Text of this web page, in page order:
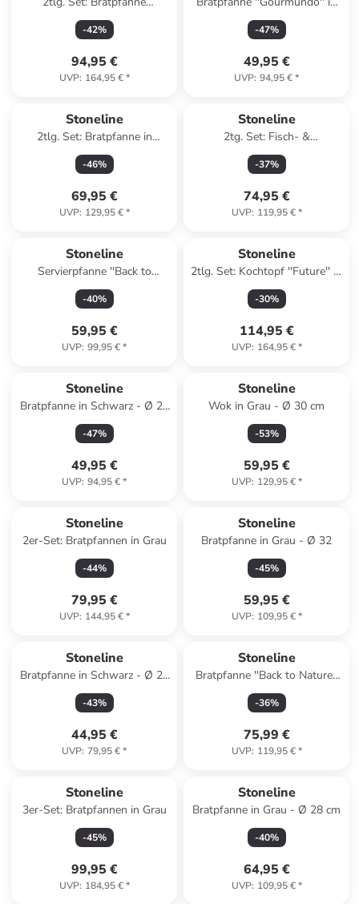
''SmellWell'' in Grau - Ø 24
cm
-42%
94,95 €
UVP: 164,95 €*
Schwarz - Ø 28 cm
-47%
49,95 €
UVP: 94,95 €*
Stoneline
2tlg. Set: Bratpfanne in
Schwarz - Ø 28 cm
-46%
69,95 €
UVP: 129,95 €*
Stoneline
2tg. Set: Fisch- &
Schnitzelpfanne in Grau -
(L)24,3 x (B)35,2 cm
-37%
74,95 €
UVP: 119,95 €*
Stoneline
Servierpfanne ''Back to
Nature'' in Grau - Ø 24 cm
-40%
59,95 €
UVP: 99,95 €*
Stoneline
2tlg. Set: Kochtopf ''Future'' in
Grau - 4,5 l
-30%
114,95 €
UVP: 164,95 €*
Stoneline
Bratpfanne in Schwarz - Ø 28
cm
-47%
49,95 €
UVP: 94,95 €*
Stoneline
Wok in Grau - Ø 30 cm
-53%
59,95 €
UVP: 129,95 €*
Stoneline
2er-Set: Bratpfannen in Grau
-44%
79,95 €
UVP: 144,95 €*
Stoneline
Bratpfanne in Grau - Ø 32
-45%
59,95 €
UVP: 109,95 €*
Stoneline
Bratpfanne in Schwarz - Ø 24
cm
-43%
44,95 €
UVP: 79,95 €*
Stoneline
Bratpfanne ''Back to Nature''
in Grau - Ø 28 cm
-36%
75,99 €
UVP: 119,95 €*
Stoneline
3er-Set: Bratpfannen in Grau
-45%
99,95 €
UVP: 184,95 €*
Stoneline
Bratpfanne in Grau - Ø 28 cm
-40%
64,95 €
UVP: 109,95 €*